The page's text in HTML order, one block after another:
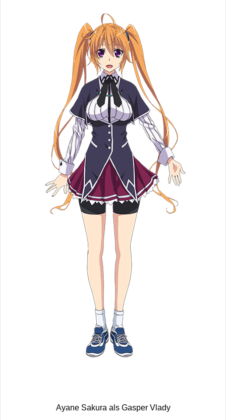
Ayane Sakura als Gasper Vlady